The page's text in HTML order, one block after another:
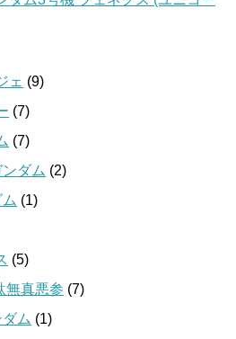
ェ (9)
(7)
(7)
ダム (2)
(1)
(5)
無真悪参 (7)
ム (1)